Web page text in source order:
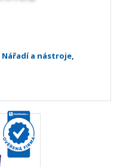
Nářadí a nástroje,